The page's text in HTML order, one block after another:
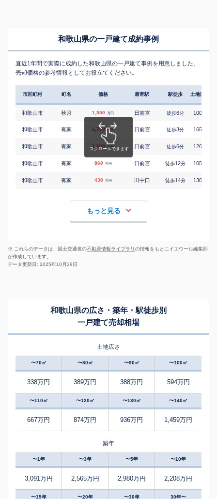
和歌山県の一戸建て成約事例
直近1年間で実際に成約した和歌山県の一戸建て事例を用意しました。
売却価格の参考情報としてお役立てください。
市区町村 町名 価格 最寄駅 駅徒歩 土地面積
和歌山市 秋月 1,300 万円 日前宮 徒歩6分 100
和歌山市 有家 1,700 万円 日前宮 徒歩3分 165
和歌山市 有家 2,600 万円 日前宮 徒歩6分 120
和歌山市 有家 860 万円 日前宮 徒歩12分 105
和歌山市 有家 430 万円 田中口 徒歩14分 130
もっと見る
※ これらのデータは、国土交通省の不動産情報ライブラリの情報をもとにイエウール編集部
が作成しています。
データ更新日: 2025年10月29日
和歌山県の広さ・築年・駅徒歩別
一戸建て売却相場
土地広さ
〜70㎡ 〜80㎡ 〜90㎡ 〜100㎡
338万円 389万円 388万円 594万円
〜110㎡ 〜120㎡ 〜130㎡ 〜140㎡
667万円 874万円 936万円 1,459万円
築年
〜1年 〜3年 〜5年 〜10年
3,091万円 2,565万円 2,980万円 2,208万円
〜15年 〜20年 〜30年 30年〜